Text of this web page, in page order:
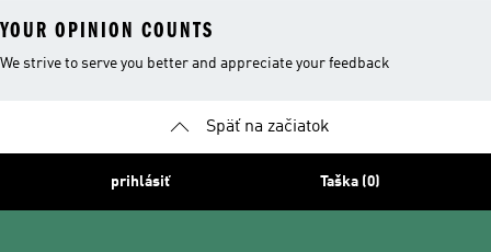
YOUR OPINION COUNTS
We strive to serve you better and appreciate your feedback
Späť na začiatok
prihlásiť Taška (0)